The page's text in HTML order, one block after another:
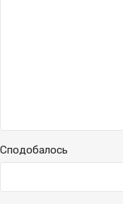
Сподобалось